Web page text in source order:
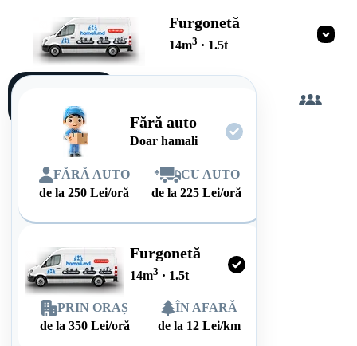
Furgonetă
14m3 · 1.5t
Fără auto
Doar hamali
FĂRĂ AUTO
de la250 Lei/oră
*
CU AUTO
de la225 Lei/oră
Furgonetă
14m3 · 1.5t
PRIN ORAȘ
de la 350 Lei/oră
ÎN AFARĂ
de la 12 Lei/km
singur